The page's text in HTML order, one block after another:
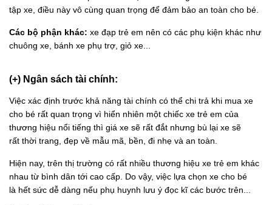
tập xe, điều này vô cùng quan trọng để đảm bảo an toàn cho bé.
Các bộ phận khác: xe đạp trẻ em nên có các phụ kiện khác như
chuông xe, bánh xe phụ trợ, giỏ xe...
(+) Ngân sách tài chính:
Việc xác định trước khả năng tài chính có thể chi trả khi mua xe
cho bé rất quan trọng vì hiển nhiên một chiếc xe trẻ em của
thương hiệu nổi tiếng thì giá xe sẽ rất đắt nhưng bù lại xe sẽ
rất thời trang, đẹp về mẫu mã, bền, đi nhẹ và an toàn.
Hiện nay, trên thị trường có rất nhiều thương hiệu xe trẻ em khác
nhau từ bình dân tới cao cấp. Do vậy, việc lựa chọn xe cho bé
là hết sức dễ dàng nếu phụ huynh lưu ý đọc kĩ các bước trên...